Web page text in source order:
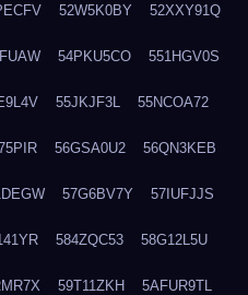
52W5K0BY 52XXY91Q
54PKU5CO 551HGV0S
55JKJF3L 55NCOA72
56GSA0U2 56QN3KEB
57G6BV7Y 57IUFJJS
584ZQC53 58G12L5U
59T11ZKH 5AFUR9TL